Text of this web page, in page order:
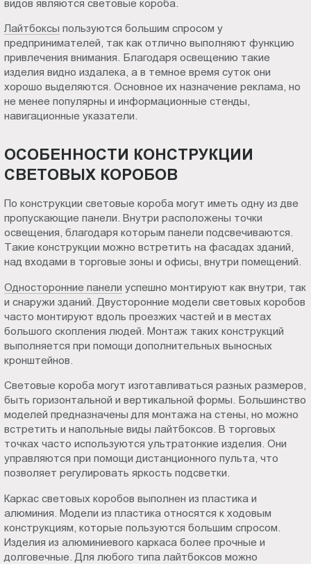
видов являются световые короба.
Лайтбоксы пользуются большим спросом у
предпринимателей, так как отлично выполняют функцию
привлечения внимания. Благодаря освещению такие
изделия видно издалека, а в темное время суток они
хорошо выделяются. Основное их назначение реклама, но
не менее популярны и информационные стенды,
навигационные указатели.
ОСОБЕННОСТИ КОНСТРУКЦИИ
СВЕТОВЫХ КОРОБОВ
По конструкции световые короба могут иметь одну из две
пропускающие панели. Внутри расположены точки
освещения, благодаря которым панели подсвечиваются.
Такие конструкции можно встретить на фасадах зданий,
над входами в торговые зоны и офисы, внутри помещений.
Односторонние панели успешно монтируют как внутри, так
и снаружи зданий. Двусторонние модели световых коробов
часто монтируют вдоль проезжих частей и в местах
большого скопления людей. Монтаж таких конструкций
выполняется при помощи дополнительных выносных
кронштейнов.
Световые короба могут изготавливаться разных размеров,
быть горизонтальной и вертикальной формы. Большинство
моделей предназначены для монтажа на стены, но можно
встретить и напольные виды лайтбоксов. В торговых
точках часто используются ультратонкие изделия. Они
управляются при помощи дистанционного пульта, что
позволяет регулировать яркость подсветки.
Каркас световых коробов выполнен из пластика и
алюминия. Модели из пластика относятся к ходовым
конструкциям, которые пользуются большим спросом.
Изделия из алюминиевого каркаса более прочные и
долговечные. Для любого типа лайтбоксов можно
9.00-
18.00
Сб.,
Вс.:
выходной